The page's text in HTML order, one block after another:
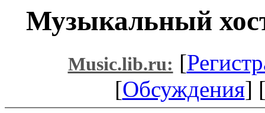
Музыкальный
Music.lib.ru: [
[Обсуждения]